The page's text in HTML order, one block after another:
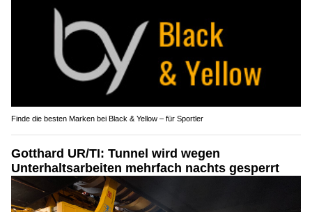
Finde die besten Marken bei Black & Yellow – für Sportler
Gotthard UR/TI: Tunnel wird wegen
Unterhaltsarbeiten mehrfach nachts gesperrt